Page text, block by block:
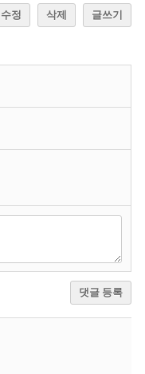
수정 삭제 글쓰기
댓글 등록